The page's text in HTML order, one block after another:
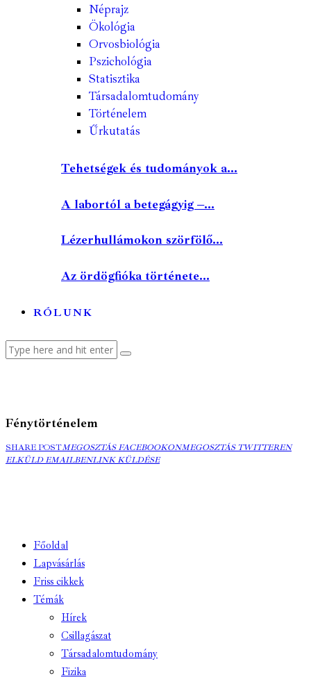
Néprajz
Ökológia
Orvosbiológia
Pszichológia
Statisztika
Társadalomtudomány
Történelem
Űrkutatás
Tehetségek és tudományok a...
A labortól a betegágyig –...
Lézerhullámokon szörfölő...
Az ördögfióka története...
RÓLUNK
Fénytörténelem
SHARE POSTMEGOSZTÁS
FACEBOOKON
MEGOSZTÁS FACEBOOKONMEGOSZTÁS
MEGOSZTÁS TWITTEREN
ELKÜLD EMAILBENCOPY
LINK KÜLDÉSE
Főoldal
Lapvásárlás
Friss cikkek
Témák
Hírek
Csillagászat
Társadalomtudomány
Fizika